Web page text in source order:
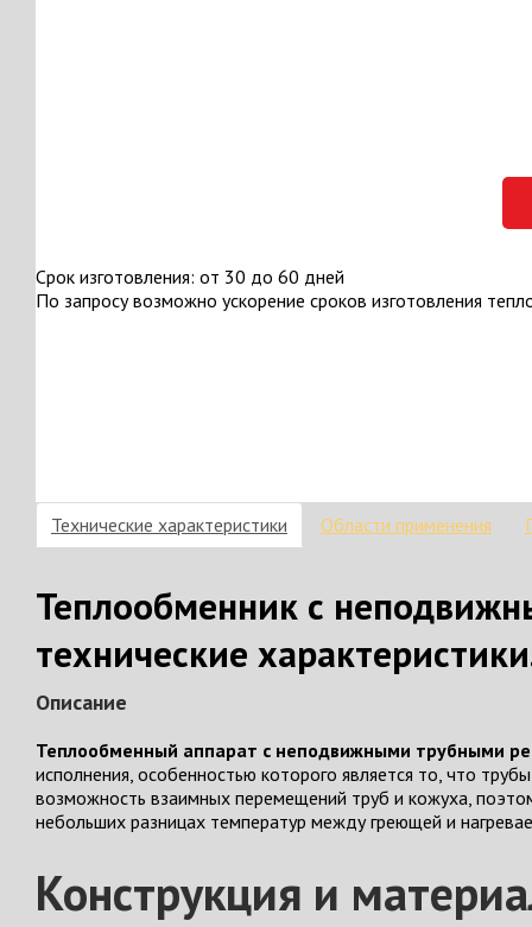
Срок изготовления: от 30 до 60 дней
По запросу возможно ускорение сроков изготовления
Технические характеристики Области применения
Теплообменник с
технические
Описание
Теплообменный аппарат с неподвижными трубными
исполнения, особенностью которого является то, что
возможность взаимных перемещений труб и кожуха,
небольших разницах температур между греющей и
Конструкция и